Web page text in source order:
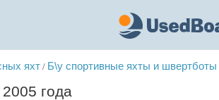
яхт/ Б\у спортивные яхты и швертботы
года